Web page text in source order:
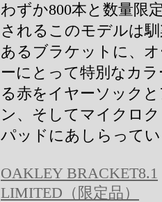
わずか800本と数量限
されるこのモデルは
あるブラケットに、
ーにとって特別なカ
る赤をイヤーソック
ン、そしてマイクロ
パッドにあしらって
OAKLEY BRACKET8.1
LIMITED（限定品）